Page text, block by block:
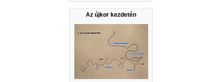
Az újkor kezdetén